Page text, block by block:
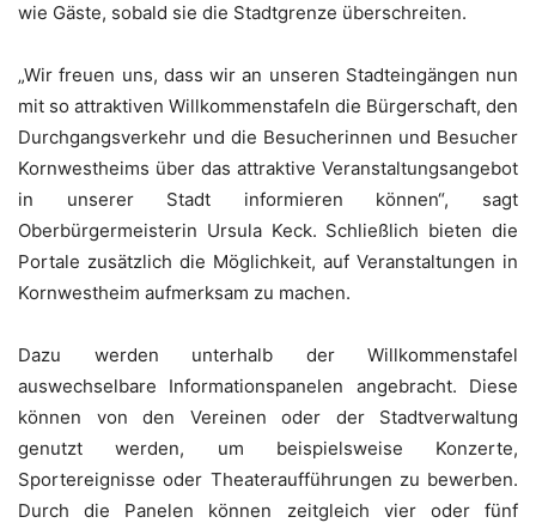
wie Gäste, sobald sie die Stadtgrenze überschreiten.
„Wir freuen uns, dass wir an unseren Stadteingängen nun
mit so attraktiven Willkommenstafeln die Bürgerschaft, den
Durchgangsverkehr und die Besucherinnen und Besucher
Kornwestheims über das attraktive Veranstaltungsangebot
in unserer Stadt informieren können“, sagt
Oberbürgermeisterin Ursula Keck. Schließlich bieten die
Portale zusätzlich die Möglichkeit, auf Veranstaltungen in
Kornwestheim aufmerksam zu machen.
Dazu werden unterhalb der Willkommenstafel
auswechselbare Informationspanelen angebracht. Diese
können von den Vereinen oder der Stadtverwaltung
genutzt werden, um beispielsweise Konzerte,
Sportereignisse oder Theateraufführungen zu bewerben.
Durch die Panelen können zeitgleich vier oder fünf